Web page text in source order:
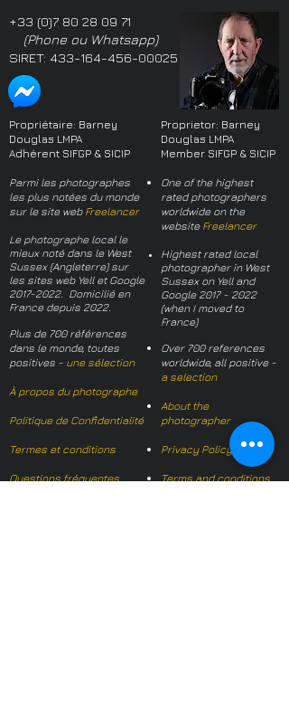
+33 (0)7 80 28 09 71
(Phone ou Whatsapp)
SIRET: 433-164-456-00025
Propriétaire: Barney
Douglas LMPA
Adhérent SIFGP & SICIP
Parmi les photographes
les plus notées du monde
sur le site web Freelancer
Le photographe local le
mieux noté dans le West
Sussex (Angleterre) sur
les sites web Yell et Google
2017-2022. Domicilié en
France depuis 2022.
Plus de 700 références
dans le monde, toutes
positives - une sélection
À propos du photographe
Politique de Confidentialité
Termes et conditions
Questions fréquentes
Proprietor: Barney
Douglas LMPA
Member SIFGP & SICIP
One of the highest
rated photographers
worldwide on the
website Freelancer
Highest rated local
photographer in West
Sussex on Yell and
Google 2017 - 2022
(when I moved to
France)
Over 700 references
worldwide, all positive -
a selection
About the
photographer
Privacy Policy
Terms and conditions